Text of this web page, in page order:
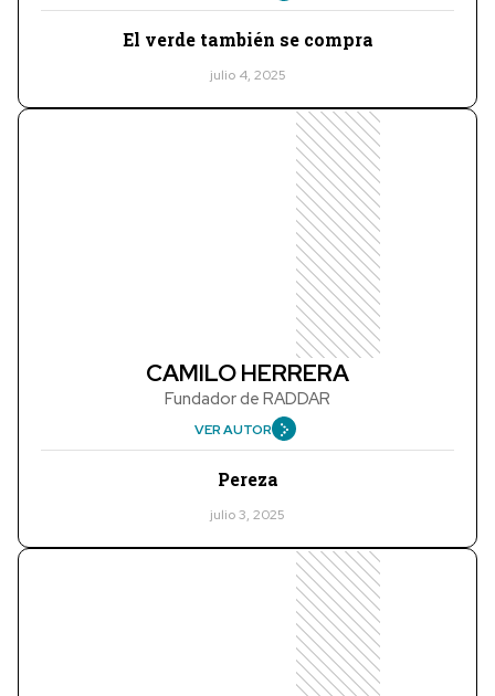
El verde también se compra
julio 4, 2025
CAMILO HERRERA
Fundador de RADDAR
VER AUTOR
Pereza
julio 3, 2025